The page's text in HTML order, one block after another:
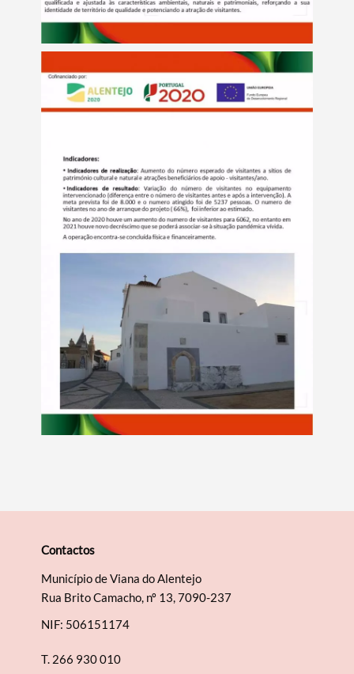
Termo de Pesquisa
Categorias gerais
Contactos
Município de Viana do Alentejo
Rua Brito Camacho, nº 13, 7090-237
NIF: 506151174
T. 266 930 010